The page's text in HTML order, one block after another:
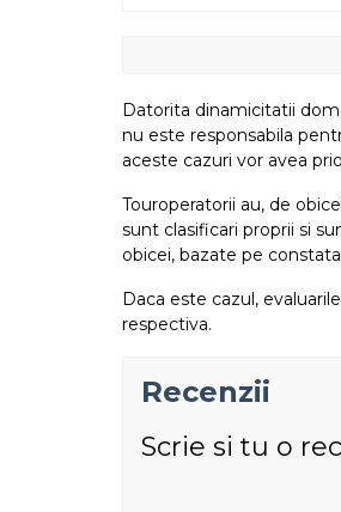
Datorita dinamicitatii
nu este responsabila
aceste cazuri vor avea
Touroperatorii au, de
sunt clasificari proprii si
obicei, bazate pe
Daca este cazul,
respectiva.
Recenzii
Scrie si tu o